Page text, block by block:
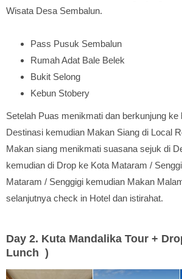
Wisata Desa Sembalun.
Pass Pusuk Sembalun
Rumah Adat Bale Belek
Bukit Selong
Kebun Stobery
Setelah Puas menikmati dan berkunjung ke
Destinasi kemudian Makan Siang di Local
Makan siang menikmati suasana sejuk di
kemudian di Drop ke Kota Mataram /
Mataram / Senggigi kemudian Makan
selanjutnya check in Hotel dan istirahat.
Day 2. Kuta Mandalika Tour +
Lunch )